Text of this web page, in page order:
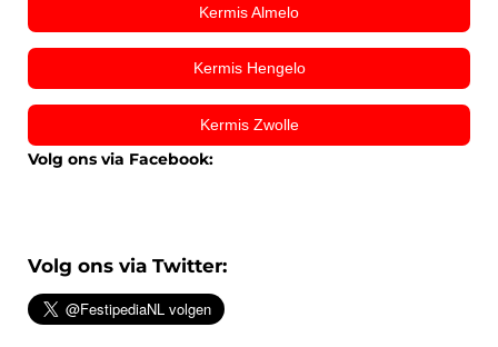
Kermis Almelo
Kermis Hengelo
Kermis Zwolle
Volg ons via Facebook:
Volg ons via Twitter: